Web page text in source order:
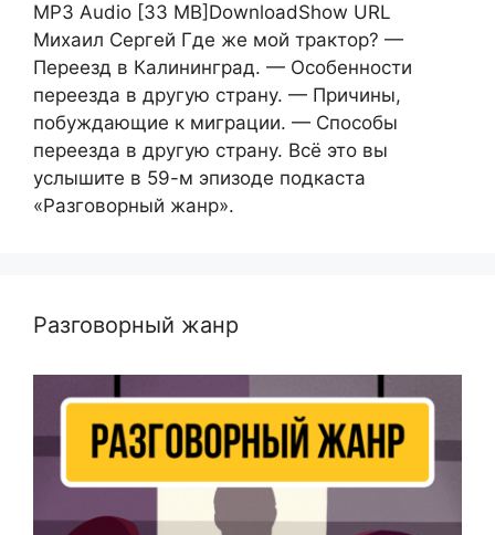
MP3 Audio [33 MB]DownloadShow URL
Михаил Сергей Где же мой трактор? —
Переезд в Калининград. — Особенности
переезда в другую страну. — Причины,
побуждающие к миграции. — Способы
переезда в другую страну. Всё это вы
услышите в 59-м эпизоде подкаста
«Разговорный жанр».
Разговорный жанр